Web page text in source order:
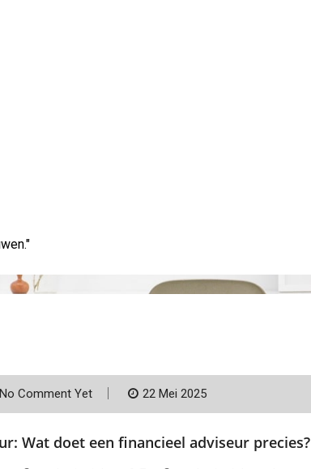
No Comment Yet 22 Mei 2025
Wat doet een financieel adviseur precies?